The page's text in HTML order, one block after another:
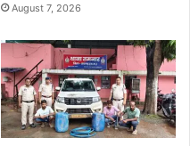
August 7, 2026